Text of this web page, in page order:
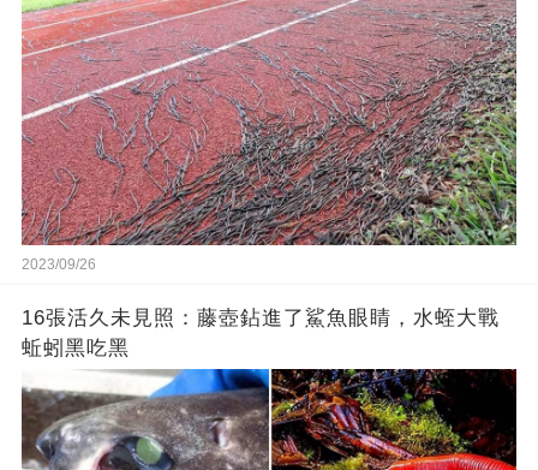
2023/09/26
16張活久未見照：藤壺鉆進了鯊魚眼睛，水蛭大戰
蚯蚓黑吃黑